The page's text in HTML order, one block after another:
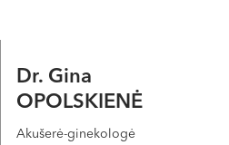
Dr. Gina
OPOLSKIENĖ
Akušerė-ginekologė